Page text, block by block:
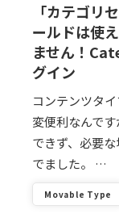
「カテゴリ
ールドは使
ません！
グイン
コンテンツタ
変便利なんで
できず、必要
でました。 …
Movable Type